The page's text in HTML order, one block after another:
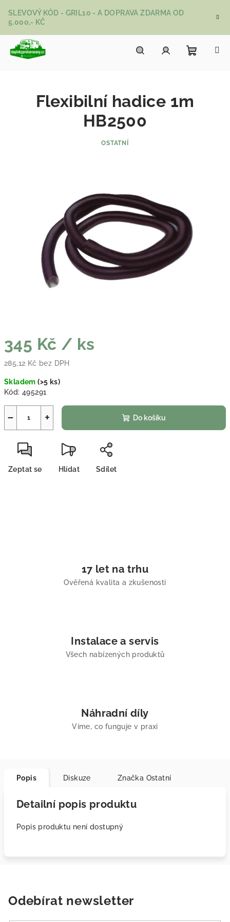
SLEVOVÝ KÓD - GRIL10 - A DOPRAVA ZDARMA OD
5.000,- KČ
345 Kč / ks
285,12 Kč bez DPH
Skladem(>5 ks)
Kód: 495291
+
− Do košíku
Zeptat se Hlídat Sdílet
Flexibilní hadice 1m
HB2500
OSTATNÍ
17 let na trhu
Ověřená kvalita a zkušenosti
Instalace a servis
Všech nabízených produktů
Náhradní díly
Víme, co funguje v praxi
Popis Diskuze Značka Ostatní
Detailní popis produktu
Popis produktu není dostupný
Odebírat newsletter